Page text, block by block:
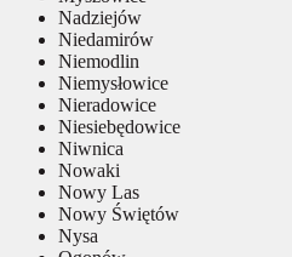
Nadziejów
Niedamirów
Niemodlin
Niemysłowice
Nieradowice
Niesiebędowice
Niwnica
Nowaki
Nowy Las
Nowy Świętów
Nysa